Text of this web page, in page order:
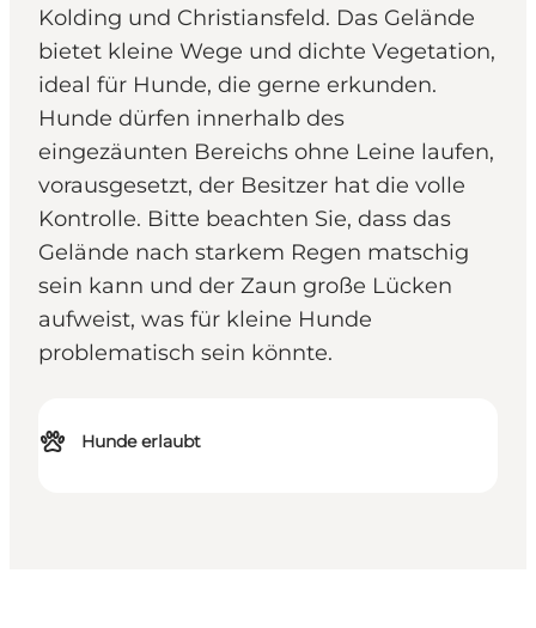
Kolding und Christiansfeld. Das Gelände
bietet kleine Wege und dichte Vegetation,
ideal für Hunde, die gerne erkunden.
Hunde dürfen innerhalb des
eingezäunten Bereichs ohne Leine laufen,
vorausgesetzt, der Besitzer hat die volle
Kontrolle. Bitte beachten Sie, dass das
Gelände nach starkem Regen matschig
sein kann und der Zaun große Lücken
aufweist, was für kleine Hunde
problematisch sein könnte.
Hunde erlaubt